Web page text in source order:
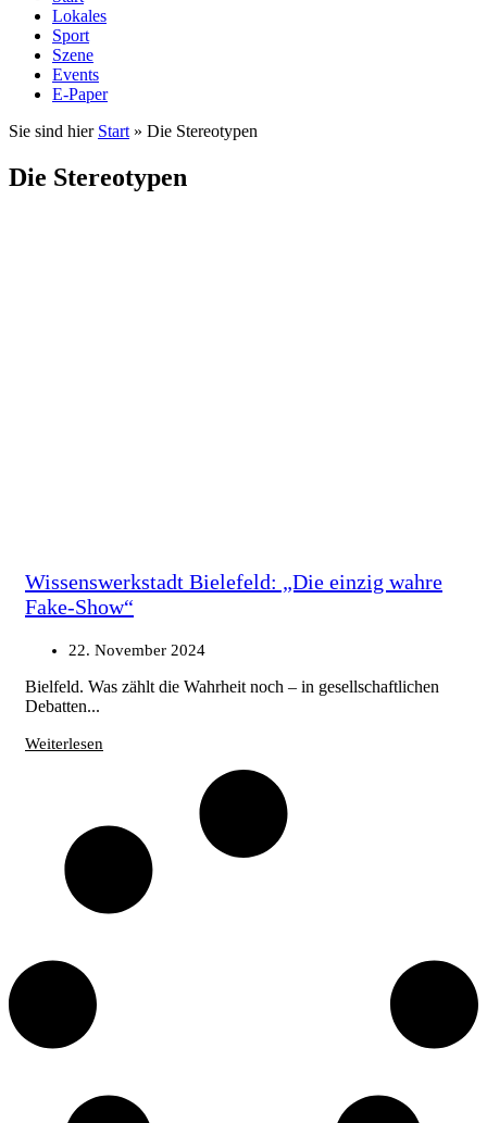
Lokales
Sport
Szene
Events
E-Paper
Sie sind hier Start » Die Stereotypen
Die Stereotypen
Wissenswerkstadt Bielefeld: „Die einzig wahre
Fake-Show“
22. November 2024
Bielfeld. Was zählt die Wahrheit noch – in gesellschaftlichen
Debatten...
Weiterlesen